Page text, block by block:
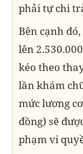
phải tự chi
Bên cạnh
lên
kéo theo
lần khám
mức lương
đồng) sẽ
phạm vi